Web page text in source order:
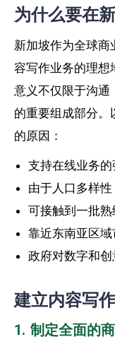
为什么要在
新加坡作为全球商
容写作业务的理想
意义不仅限于沟通
的重要组成部分。
的原因：
支持在线业务
由于人口多样
可接触到一批
靠近东南亚区域
政府对数字和
建立内容写
1. 制定全面的